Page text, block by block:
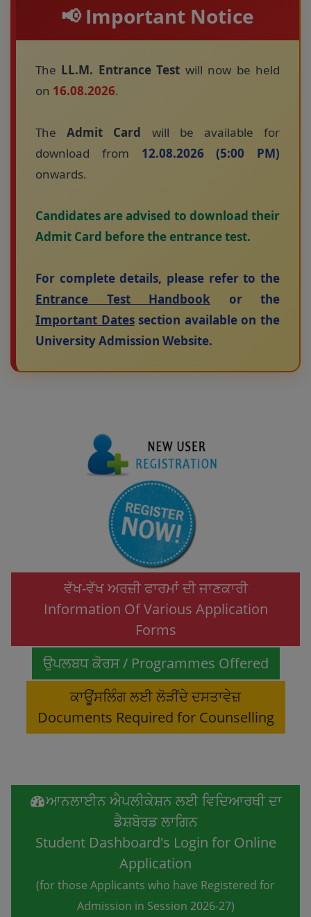
📢 Important Notice
The LL.M. Entrance Test will now be held
on 16.08.2026.
TheAdmit Card will be available for
download from 12.08.2026 (5:00 PM)
onwards.
Candidates are advised to download their
Admit Card before the entrance test.
For complete details, please refer to the
Entrance Test Handbook or the
Important Datessection available on the
University Admission Website.
ਵੱਖ-ਵੱਖ ਅਰਜ਼ੀ ਫਾਰਮਾਂ ਦੀ ਜਾਣਕਾਰੀ
Information Of Various Application
Forms
ਉਪਲਬਧ ਕੋਰਸ / Programmes Offered
ਕਾਊਂਸਲਿੰਗ ਲਈ ਲੋੜੀਂਦੇ ਦਸਤਾਵੇਜ਼
Documents Required for Counselling
ਆਨਲਾਈਨ ਐਪਲੀਕੇਸ਼ਨ ਲਈ ਵਿਦਿਆਰਥੀ ਦਾ
ਡੈਸ਼ਬੋਰਡ ਲਾਗਿਨ
Student Dashboard's Login for Online
Application
(for those Applicants who have Registered for
Admission in Session 2026-27)